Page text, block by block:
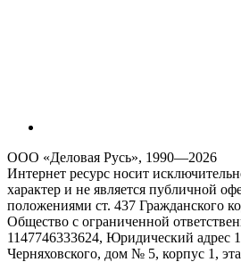
ООО «Деловая Русь», 1990—2026
Интернет ресурс носит
характер и не является публичной
положениями ст. 437 Гражданского
Общество с ограниченной
1147746333624, Юридический адрес
Черняховского, дом № 5, корпус 1,